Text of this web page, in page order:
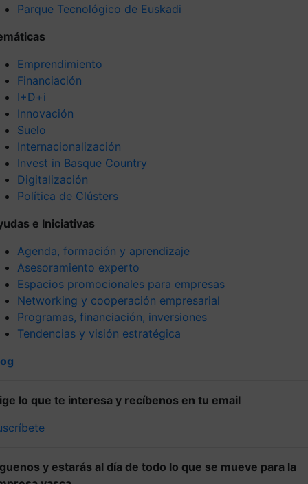
Parque Tecnológico de Euskadi
Emprendimiento
Financiación
I+D+i
Innovación
Suelo
Internacionalización
Invest in Basque Country
Digitalización
Política de Clústers
e Iniciativas
Agenda, formación y aprendizaje
Asesoramiento experto
Espacios promocionales para empresas
Networking y cooperación empresarial
Programas, financiación, inversiones
Tendencias y visión estratégica
lo que te interesa y recíbenos en tu email
y estarás al día de todo lo que se mueve para la